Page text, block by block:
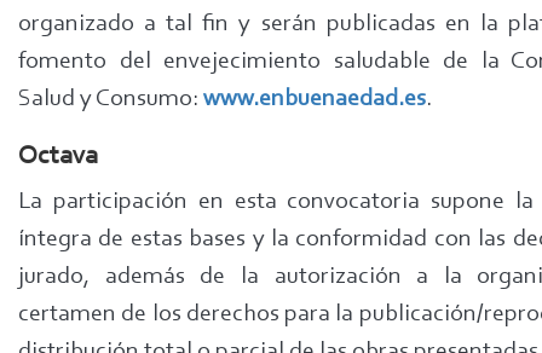
organizado a tal fin y serán publicadas en la
fomento del envejecimiento saludable de la
Salud y Consumo: www.enbuenaedad.es.
Octava
La participación en esta convocatoria supone la
íntegra de estas bases y la conformidad con las
jurado, además de la autorización a la
certamen de los derechos para la publicación/